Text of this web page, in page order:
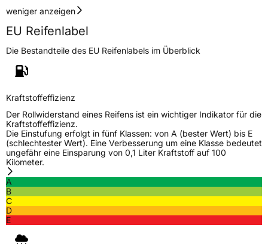
Allgemeine Produktsicherheit (GPSR)
HerstellerkontaktBlack Donuts Oy, 4 SHENTON WAY #08-02
veneeshpillai@omni-united.com
Verantwortliche
in der EU
+6584688270
weniger anzeigen
EU Reifenlabel
Die Bestandteile des EU Reifenlabels im Überblick
Kraftstoffeffizienz
Der Rollwiderstand eines Reifens ist ein wichtiger Indikator für die
Kraftstoffeffizienz.
Die Einstufung erfolgt in fünf Klassen: von A (bester Wert) bis E
(schlechtester Wert). Eine Verbesserung um eine Klasse bedeutet
ungefähr eine Einsparung von 0,1 Liter Kraftstoff auf 100
Kilometer.
A
B
C
D
E